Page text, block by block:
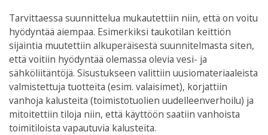
Tarvittaessa suunnittelua mukautettiin niin, että on voitu
hyödyntää aiempaa. Esimerkiksi taukotilan keittiön
sijaintia muutettiin alkuperäisestä suunnitelmasta siten,
että voitiin hyödyntää olemassa olevia vesi- ja
sähköliitäntöjä. Sisustukseen valittiin uusiomateriaaleista
valmistettuja tuotteita (esim. valaisimet), korjattiin
vanhoja kalusteita (toimistotuolien uudelleenverhoilu) ja
mitoitettiin tiloja niin, että käyttöön saatiin vanhoista
toimitiloista vapautuvia kalusteita.